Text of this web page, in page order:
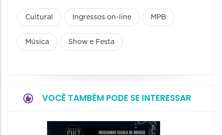
Cultural Ingressos on-line MPB
Música Show e Festa
VOCÊ TAMBÉM PODE SE INTERESSAR